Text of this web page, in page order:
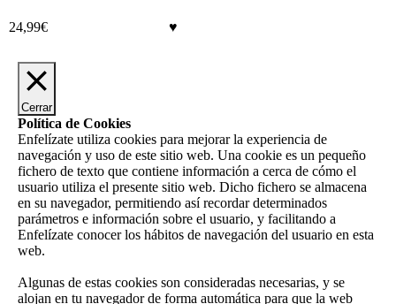
24,99€
Cerrar
Política de Cookies
Enfelízate utiliza cookies para mejorar la experiencia de
navegación y uso de este sitio web. Una cookie es un pequeño
fichero de texto que contiene información a cerca de cómo el
usuario utiliza el presente sitio web. Dicho fichero se almacena
en su navegador, permitiendo así recordar determinados
parámetros e información sobre el usuario, y facilitando a
Enfelízate conocer los hábitos de navegación del usuario en esta
web.
Algunas de estas cookies son consideradas necesarias, y se
alojan en tu navegador de forma automática para que la web